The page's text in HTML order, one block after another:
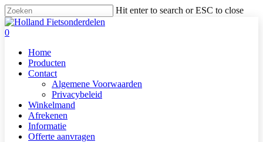
Skip
to
main
Hit enter to search or ESC to close
Close
Search
search
0
Home
Producten
Contact
Algemene Voorwaarden
Privacybeleid
Winkelmand
Afrekenen
Informatie
Offerte aanvragen